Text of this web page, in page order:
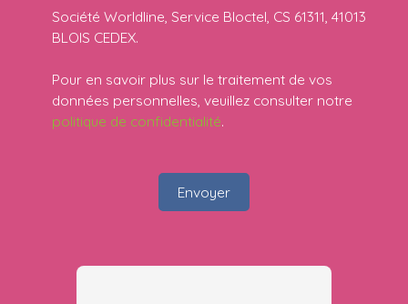
Société Worldline, Service Bloctel, CS 61311, 41013
BLOIS CEDEX.
Pour en savoir plus sur le traitement de vos
données personnelles, veuillez consulter notre
politique de confidentialité.
Envoyer